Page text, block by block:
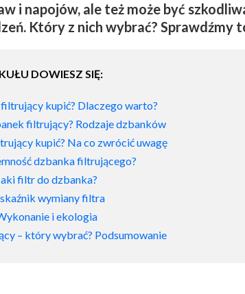
i napojów, ale też może być
Który z nich wybrać? Sprawdźmy
DOWIESZ SIĘ:
kupić? Dlaczego warto?
filtrujący? Rodzaje dzbanków
kupić? Na co zwrócić uwagę
dzbanka filtrującego?
filtr do dzbanka?
wymiany filtra
i ekologia
– który wybrać? Podsumowanie